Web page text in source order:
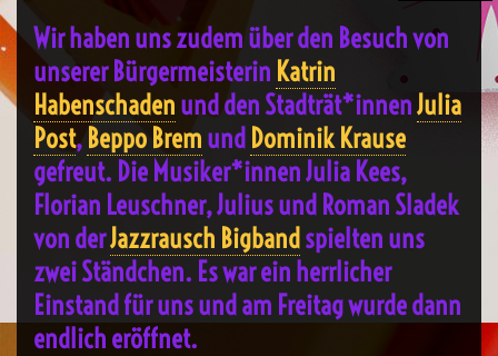
Wir haben uns zudem über den Besuch von
unserer Bürgermeisterin Katrin
Habenschaden und den Stadträt*innenJulia
Post, Beppo Brem und Dominik Krause
gefreut. Die Musiker*innen Julia Kees,
Florian Leuschner, Julius und Roman Sladek
von derJazzrausch Bigbandspielten uns
zwei Ständchen. Es war ein herrlicher
Einstand für uns und am Freitag wurde dann
endlich eröffnet.